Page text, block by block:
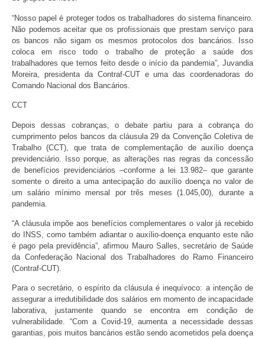
“Nosso papel é proteger todos os trabalhadores do sistema financeiro.
Não podemos aceitar que os profissionais que prestam serviço para
os bancos não sigam os mesmos protocolos dos bancários. Isso
coloca em risco todo o trabalho de proteção a saúde dos
trabalhadores que temos feito desde o início da pandemia”, Juvandia
Moreira, presidenta da Contraf-CUT e uma das coordenadoras do
Comando Nacional dos Bancários.
CCT
Depois dessas cobranças, o debate partiu para a cobrança do
cumprimento pelos bancos da cláusula 29 da Convenção Coletiva de
Trabalho (CCT), que trata de complementação de auxílio doença
previdenciário. Isso porque, as alterações nas regras da concessão
de benefícios previdenciários –conforme a lei 13.982– que garante
somente o direito a uma antecipação do auxílio doença no valor de
um salário mínimo mensal por três meses (1.045,00), durante a
pandemia.
“A cláusula impõe aos benefícios complementares o valor já recebido
do INSS, como também adiantar o auxílio-doença enquanto este não
é pago pela previdência”, afirmou Mauro Salles, secretário de Saúde
da Confederação Nacional dos Trabalhadores do Ramo Financeiro
(Contraf-CUT).
Para o secretário, o espírito da cláusula é inequívoco: a intenção de
assegurar a irredutibilidade dos salários em momento de incapacidade
laborativa, justamente quando se encontra em condição de
vulnerabilidade. “Com a Covid-19, aumenta a necessidade dessas
garantias, pois muitos bancários estão sendo acometidos pela doença